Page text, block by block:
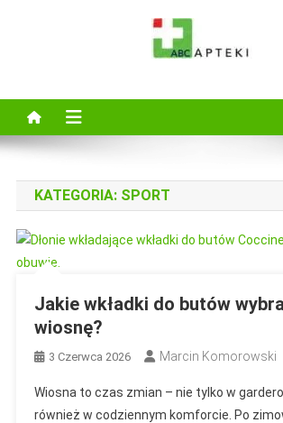
KATEGORIA: SPORT
Jakie wkładki do butów
wiosnę?
3 Czerwca 2026 Marcin Komorowski
Wiosna to czas zmian – nie tylko w
również w codziennym komforcie. Po